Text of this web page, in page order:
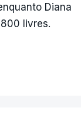
Diana
livres.